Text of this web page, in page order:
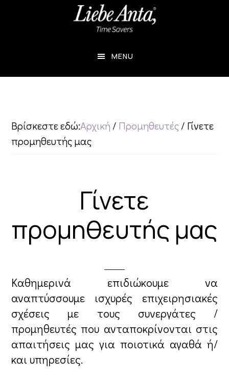
MENU
Βρίσκεστε εδώ:Αρχική / Προμηθευτές/ Γίνετε
προμηθευτής μας
Γίνετε
προμηθευτής μας
Καθημερινά επιδιώκουμε να
αναπτύσσουμε ισχυρές επιχειρησιακές
σχέσεις με τους συνεργάτες /
προμηθευτές που ανταποκρίνονται στις
απαιτήσεις μας για ποιοτικά αγαθά ή/
και υπηρεσίες.